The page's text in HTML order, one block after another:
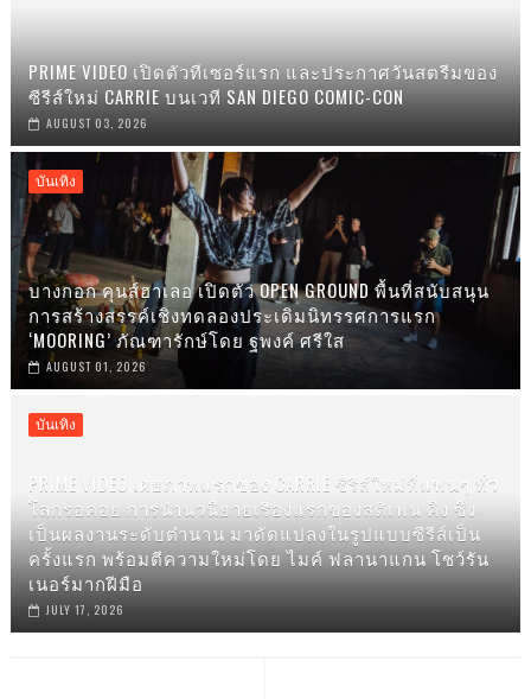
PRIME VIDEO เปิดตัวทีเซอร์แรก และประกาศวันสตรีมของ
ซีรีส์ใหม่ CARRIE บนเวที SAN DIEGO COMIC-CON
AUGUST 03, 2026
บันเทิง
บางกอก คุนส์ฮาเลอ เปิดตัว OPEN GROUND พื้นที่สนับสนุน
การสร้างสรรค์เชิงทดลองประเดิมนิทรรศการแรก
‘MOORING’ ภัณฑารักษ์โดย ฐพงค์ ศรีใส
AUGUST 01, 2026
บันเทิง
PRIME VIDEO เผยภาพแรกของ CARRIE ซีรีส์ใหม่ที่แฟนๆ ทั่ว
โลกรอคอย การนำนวนิยายเรื่องแรกของสตีเฟน คิง ซึ่ง
เป็นผลงานระดับตำนาน มาดัดแปลงในรูปแบบซีรีส์เป็น
ครั้งแรก พร้อมตีความใหม่โดย ไมค์ ฟลานาแกน โชว์รัน
เนอร์มากฝีมือ
JULY 17, 2026